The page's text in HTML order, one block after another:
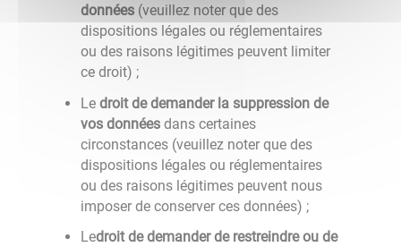
données (veuillez noter que des
dispositions légales ou réglementaires
ou des raisons légitimes peuvent limiter
ce droit) ;
Ledroit de demander la suppression de
vos données dans certaines
circonstances (veuillez noter que des
dispositions légales ou réglementaires
ou des raisons légitimes peuvent nous
imposer de conserver ces données) ;
Ledroit de demander de restreindre ou de